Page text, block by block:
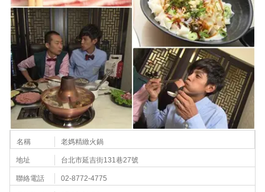
名稱 老媽精緻火鍋
地址 台北市延吉街131巷27號
聯絡電話 02-8772-4775